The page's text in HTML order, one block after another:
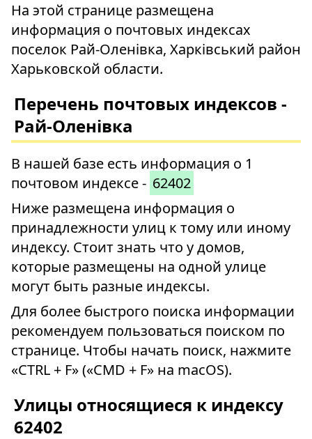
На этой странице размещена
информация о почтовых индексах
поселок Рай-Оленівка, Харківський район
Харьковской области.
Перечень почтовых индексов -
Рай-Оленівка
В нашей базе есть информация о 1
почтовом индексе - 62402
Ниже размещена информация о
принадлежности улиц к тому или иному
индексу. Стоит знать что у домов,
которые размещены на одной улице
могут быть разные индексы.
Для более быстрого поиска информации
рекомендуем пользоваться поиском по
странице. Чтобы начать поиск, нажмите
«CTRL + F» («CMD + F» на macOS).
Улицы относящиеся к индексу
62402